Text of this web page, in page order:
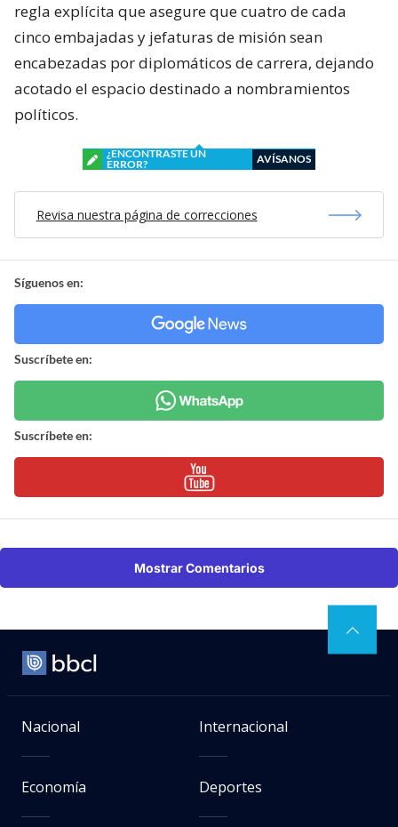
regla explícita que asegure que cuatro de cada
cinco embajadas y jefaturas de misión sean
encabezadas por diplomáticos de carrera, dejando
acotado el espacio destinado a nombramientos
políticos.
¿ENCONTRASTE UN
ERROR?
AVÍSANOS
Revisa nuestra página de correcciones
Síguenos en:
Suscríbete en:
Suscríbete en:
Mostrar Comentarios
Nacional Internacional
Economía Deportes